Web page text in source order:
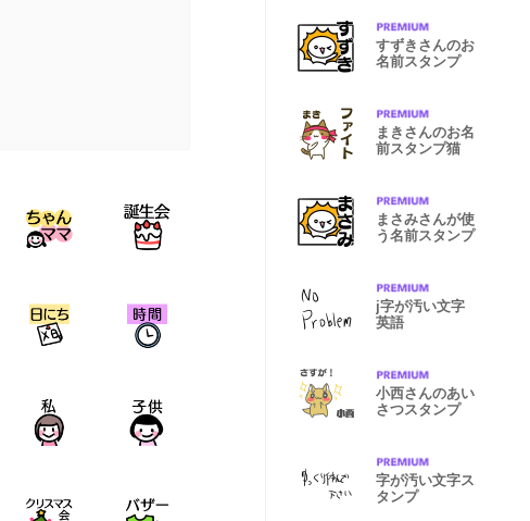
すずきさんのお
名前スタンプ
まきさんのお名
前スタンプ猫
まさみさんが使
う名前スタンプ
j字が汚い文字
英語
小西さんのあい
さつスタンプ
字が汚い文字ス
タンプ